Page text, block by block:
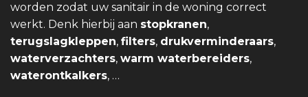
worden zodat uw sanitair in de woning correct
werkt. Denk hierbij aan stopkranen,
terugslagkleppen, filters, drukverminderaars,
waterverzachters, warm waterbereiders,
waterontkalkers, …